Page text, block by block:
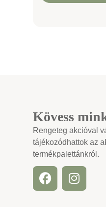
Kövess
Rengeteg akcióval
tájékozódhattok az
termékpalettánkról.